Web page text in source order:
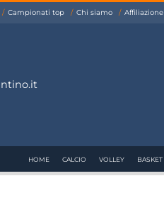
Campionati top Chi siamo Affiliazione
HOME CALCIO VOLLEY BASKET